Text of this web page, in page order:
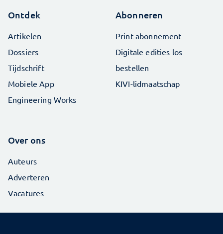
Ontdek
Artikelen
Dossiers
Tijdschrift
Mobiele App
Engineering Works
Abonneren
Print abonnement
Digitale edities los
bestellen
KIVI-lidmaatschap
Over ons
Auteurs
Adverteren
Vacatures